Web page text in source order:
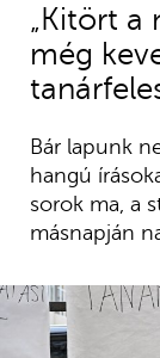
„Kitört a
még
Bár lapunk
hangú
sorok ma, a
másnapján